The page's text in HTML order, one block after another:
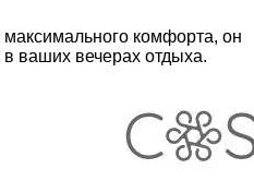
комфорта, он
ваших вечерах отдыха.